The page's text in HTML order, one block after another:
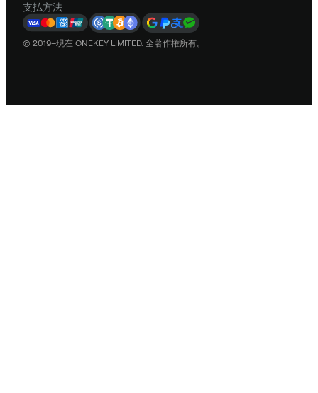
支払方法
© 2019–現在 ONEKEY LIMITED. 全著作権所有。